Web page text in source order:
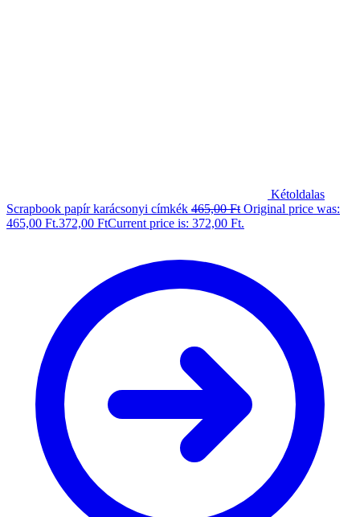
Kétoldalas
Scrapbook papír karácsonyi címkék 465,00Ft Original price was:
465,00 Ft.372,00 FtCurrent price is: 372,00 Ft.